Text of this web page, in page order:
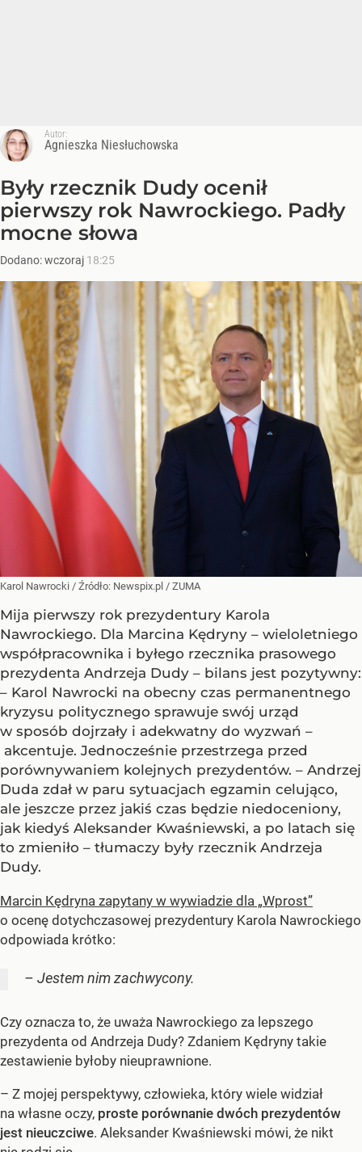
Autor:
Agnieszka Niesłuchowska
Były rzecznik Dudy ocenił
pierwszy rok Nawrockiego. Padły
mocne słowa
Dodano:wczoraj 18:25
Karol Nawrocki / Źródło: Newspix.pl / ZUMA
Mija pierwszy rok prezydentury Karola
Nawrockiego. Dla Marcina Kędryny – wieloletniego
współpracownika i byłego rzecznika prasowego
prezydenta Andrzeja Dudy – bilans jest pozytywny:
– Karol Nawrocki na obecny czas permanentnego
kryzysu politycznego sprawuje swój urząd
w sposób dojrzały i adekwatny do wyzwań –
akcentuje. Jednocześnie przestrzega przed
porównywaniem kolejnych prezydentów. – Andrzej
Duda zdał w paru sytuacjach egzamin celująco,
ale jeszcze przez jakiś czas będzie niedoceniony,
jak kiedyś Aleksander Kwaśniewski, a po latach się
to zmieniło – tłumaczy były rzecznik Andrzeja
Dudy.
Marcin Kędryna zapytany w wywiadzie dla „Wprost”
o ocenę dotychczasowej prezydentury Karola Nawrockiego
odpowiada krótko:
– Jestem nim zachwycony.
Czy oznacza to, że uważa Nawrockiego za lepszego
prezydenta od Andrzeja Dudy? Zdaniem Kędryny takie
zestawienie byłoby nieuprawnione.
– Z mojej perspektywy, człowieka, który wiele widział
na własne oczy, proste porównanie dwóch prezydentów
jest nieuczciwe. Aleksander Kwaśniewski mówi, że nikt